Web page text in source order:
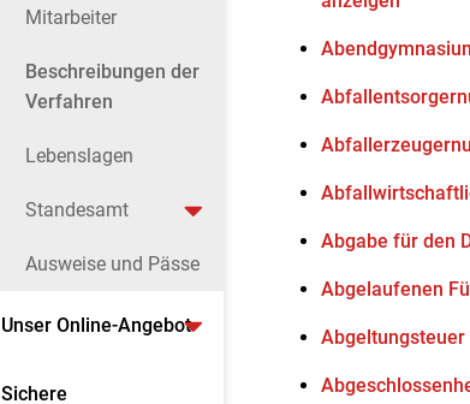
Mitarbeiter
Beschreibungen der
Verfahren
Lebenslagen
Standesamt
Ausweise und Pässe
Unser Online-Angebot
Sichere
Abgabe für den
Abgelaufenen
Abgeltungsteuer